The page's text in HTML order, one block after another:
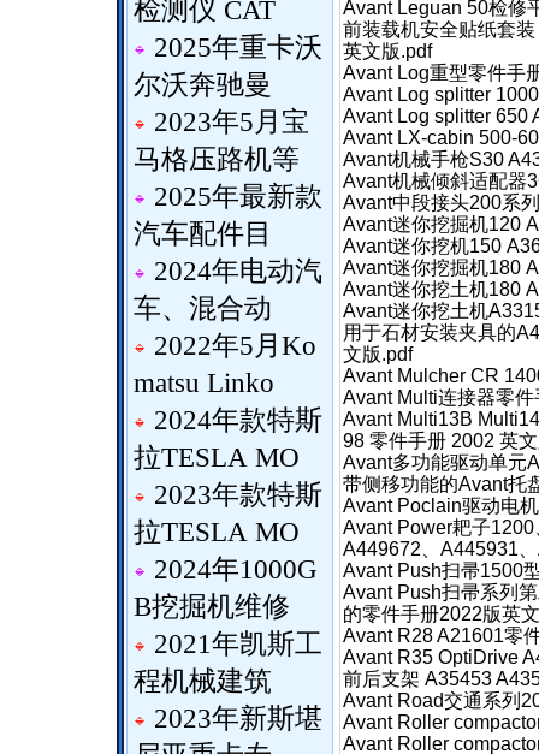
检测仪 CAT
2025年重卡沃
尔沃奔驰曼
2023年5月宝
马格压路机等
2025年最新款
汽车配件目
2024年电动汽
车、混合动
2022年5月Ko
matsu Linko
2024年款特斯
拉TESLA MO
2023年款特斯
拉TESLA MO
2024年1000G
B挖掘机维修
2021年凯斯工
程机械建筑
2023年新斯堪
Avant Leguan 50检修
前装载机安全贴纸套
英文版.pdf
Avant Log重型零件手
Avant Log splitter
Avant Log splitter 650
Avant LX-cabin 500-
Avant机械手枪S30
Avant机械倾斜适配器
Avant中段接头200系
Avant迷你挖掘机120
Avant迷你挖机150
Avant迷你挖掘机180
Avant迷你挖土机180
Avant迷你挖土机
用于石材安装夹具的
文版.pdf
Avant Mulcher CR
Avant Multi连接器零
Avant Multi13B
98 零件手册 2002 英
Avant多功能驱动单元
带侧移功能的Avant托
Avant Poclain驱动电
Avant Power耙子
A449672、A445931
Avant Push扫帚1500
Avant Push扫帚系列
的零件手册2022版英
Avant R28 A21601零
Avant R35 OptiDrive
前后支架 A35453
Avant Road交通系列
Avant Roller
Avant Roller